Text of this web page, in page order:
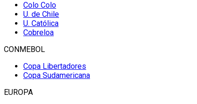
Colo Colo
U. de Chile
U. Católica
Cobreloa
CONMEBOL
Copa Libertadores
Copa Sudamericana
EUROPA